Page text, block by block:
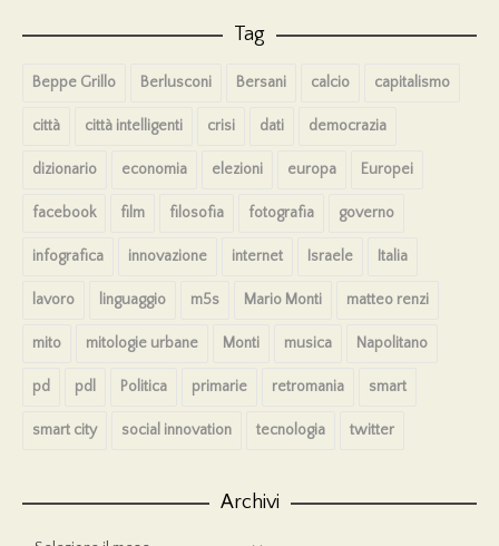
Tag
Beppe Grillo Berlusconi Bersani calcio capitalismo
città città intelligenti crisi dati democrazia
dizionario economia elezioni europa Europei
facebook film filosofia fotografia governo
infografica innovazione internet Israele Italia
lavoro linguaggio m5s Mario Monti matteo renzi
mito mitologie urbane Monti musica Napolitano
pd pdl Politica primarie retromania smart
smart city social innovation tecnologia twitter
Archivi
Archivi